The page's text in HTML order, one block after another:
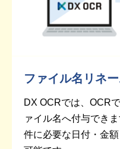
ファイル名リネ
DX OCRでは、OCR
ァイル名へ付与でき
件に必要な日付・金